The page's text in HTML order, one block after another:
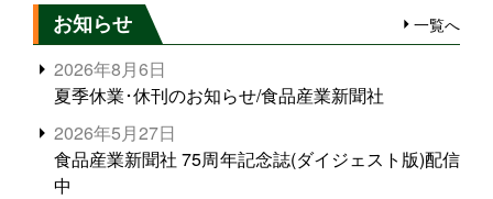
お知らせ 一覧へ
2026年8月6日
夏季休業･休刊のお知らせ/食品産業新聞社
2026年5月27日
食品産業新聞社 75周年記念誌(ダイジェスト版)配信
中